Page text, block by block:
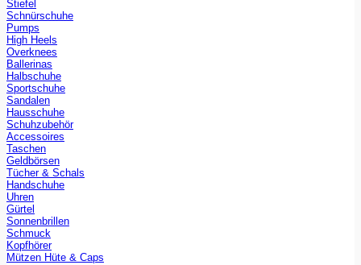
Stiefel
Schnürschuhe
Pumps
High Heels
Overknees
Ballerinas
Halbschuhe
Sportschuhe
Sandalen
Hausschuhe
Schuhzubehör
Accessoires
Taschen
Geldbörsen
Tücher & Schals
Handschuhe
Uhren
Gürtel
Sonnenbrillen
Schmuck
Kopfhörer
Mützen Hüte & Caps